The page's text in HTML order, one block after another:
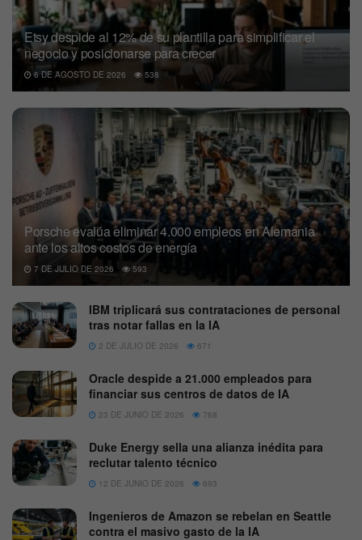
Etsy despide al 12% de su plantilla para simplificar el
negocio y posicionarse para crecer
6 DE AGOSTO DE 2026 538
Porsche evalúa eliminar 4.000 empleos en Alemania
ante los altos costos de energía
7 DE JULIO DE 2026 593
IBM triplicará sus contrataciones de personal
tras notar fallas en la IA
2 DE JULIO DE 2026 671
Oracle despide a 21.000 empleados para
financiar sus centros de datos de IA
23 DE JUNIO DE 2026 768
Duke Energy sella una alianza inédita para
reclutar talento técnico
12 DE JUNIO DE 2026 693
Ingenieros de Amazon se rebelan en Seattle
contra el masivo gasto de la IA